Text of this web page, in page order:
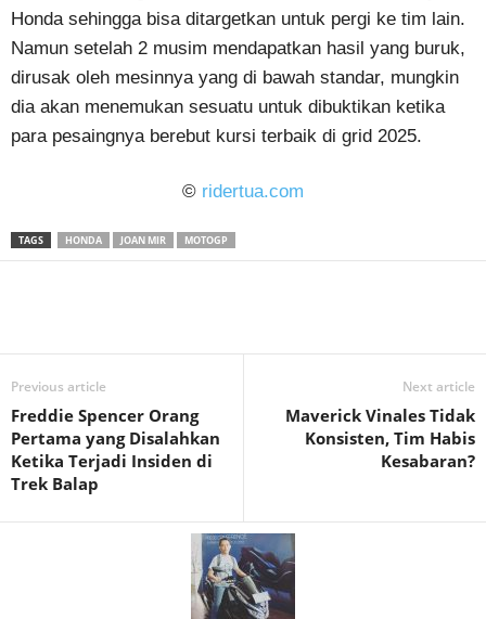
Honda sehingga bisa ditargetkan untuk pergi ke tim lain.
Namun setelah 2 musim mendapatkan hasil yang buruk,
dirusak oleh mesinnya yang di bawah standar, mungkin
dia akan menemukan sesuatu untuk dibuktikan ketika
para pesaingnya berebut kursi terbaik di grid 2025.
© ridertua.com
TAGS HONDA JOAN MIR MOTOGP
Previous article
Freddie Spencer Orang
Pertama yang Disalahkan
Ketika Terjadi Insiden di
Trek Balap
Next article
Maverick Vinales Tidak
Konsisten, Tim Habis
Kesabaran?